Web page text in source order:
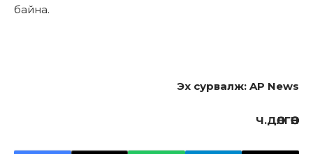
байна.
Эх сурвалж: AP News
Ч.ДӨЛГӨӨН